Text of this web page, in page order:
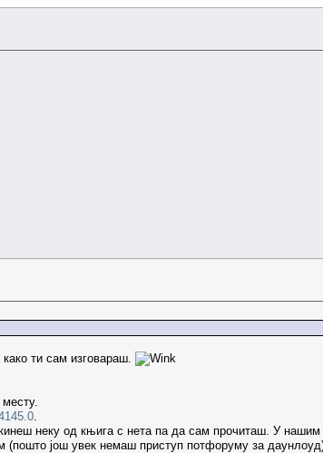
ти сам изговараш.
неку од књига с нета па да сам прочиташ. У нашим
још увек немаш приступ потфоруму за